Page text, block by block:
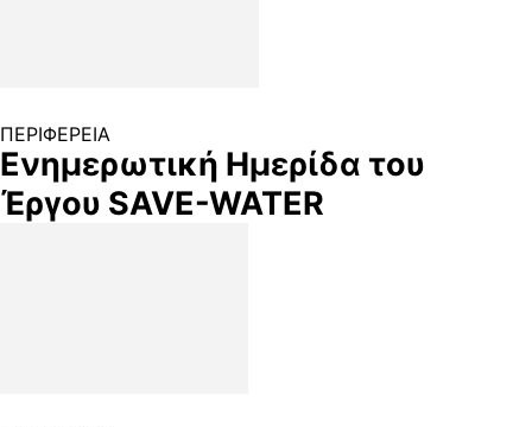
ΠΕΡΙΦΕΡΕΙΑ
Ενημερωτική Ημερίδα του
Έργου SAVE-WATER